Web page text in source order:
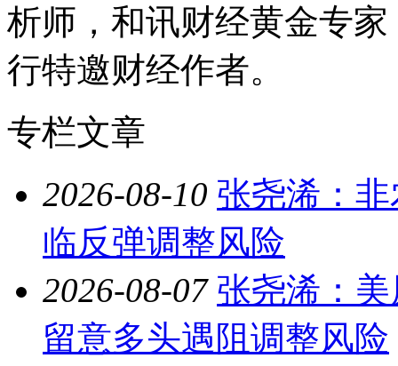
析师，和讯财经黄金专
行特邀财经作者。
专栏文章
2026-08-10 张尧浠：
临反弹调整风险
2026-08-07 张尧浠：
留意多头遇阻调整风险